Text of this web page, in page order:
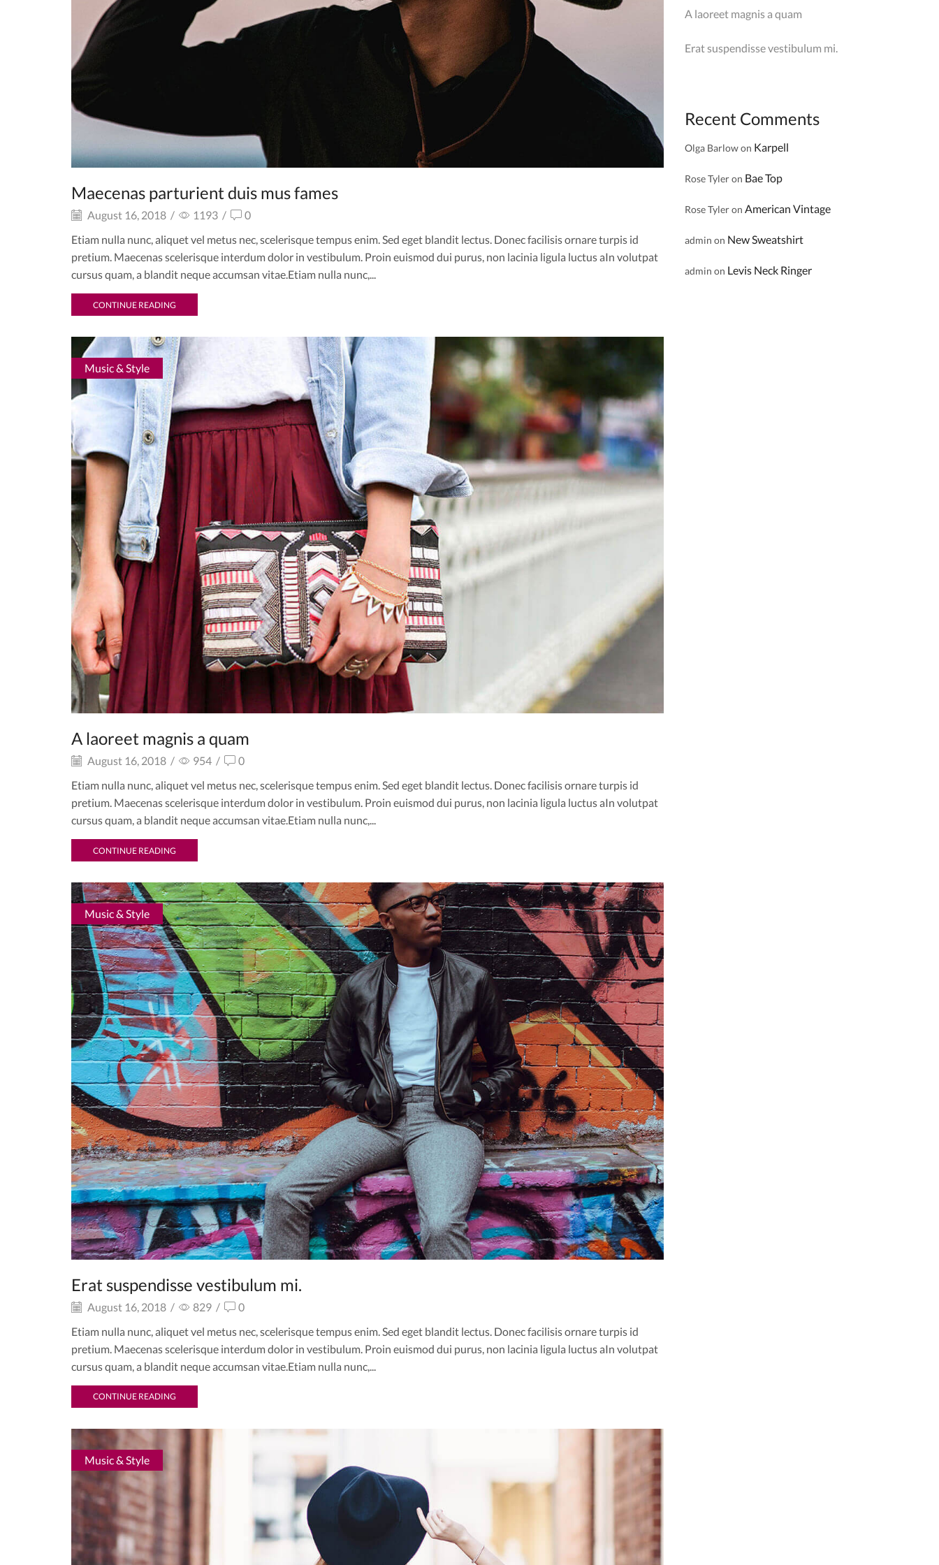
Maecenas parturient duis mus fames
August 16, 2018 / 1193 /
0
Etiam nulla nunc, aliquet vel metus nec, scelerisque tempus enim. Sed eget blandit lectus. Donec facilisis ornare turpis id
pretium. Maecenas scelerisque interdum dolor in vestibulum. Proin euismod dui purus, non lacinia ligula luctus aIn volutpat
cursus quam, a blandit neque accumsan vitae.Etiam nulla nunc,...
CONTINUE READING
Music & Style
A laoreet magnis a quam
August 16, 2018 / 954 /
0
Etiam nulla nunc, aliquet vel metus nec, scelerisque tempus enim. Sed eget blandit lectus. Donec facilisis ornare turpis id
pretium. Maecenas scelerisque interdum dolor in vestibulum. Proin euismod dui purus, non lacinia ligula luctus aIn volutpat
cursus quam, a blandit neque accumsan vitae.Etiam nulla nunc,...
CONTINUE READING
Music & Style
Erat suspendisse vestibulum mi.
August 16, 2018 / 829 /
0
Etiam nulla nunc, aliquet vel metus nec, scelerisque tempus enim. Sed eget blandit lectus. Donec facilisis ornare turpis id
pretium. Maecenas scelerisque interdum dolor in vestibulum. Proin euismod dui purus, non lacinia ligula luctus aIn volutpat
cursus quam, a blandit neque accumsan vitae.Etiam nulla nunc,...
CONTINUE READING
Music & Style
A laoreet magnis a quam
Erat suspendisse vestibulum mi.
Recent Comments
Olga Barlowon Karpell
Rose Tyleron Bae Top
Rose Tyleron American Vintage
admin on New Sweatshirt
admin on Levis Neck Ringer